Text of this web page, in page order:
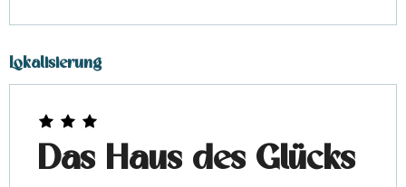
Lokalisierung
Das Haus des Glücks